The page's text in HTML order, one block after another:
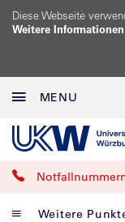
Diese Webseite
Weitere Informationen
MENU
Weitere